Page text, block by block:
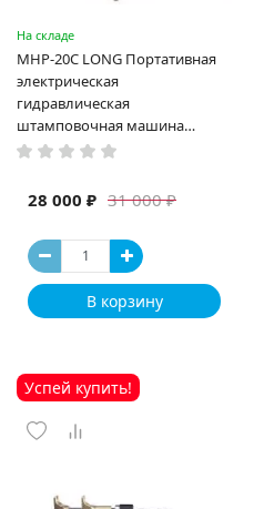
На складе
MHP-20C LONG Портативная
электрическая
гидравлическая
штамповочная машина
высокая мощность и мощный
машина
31 000 ₽
28 000 ₽
В корзину
Успей купить!